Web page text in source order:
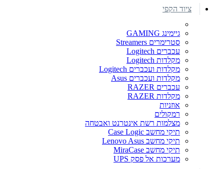
ציוד הקפי
גיימינג GAMING
סטרימרים Streamers
עכברים Logitech
מקלדות Logitech
מקלדות ועכברים Logitech
מקלדות ועכברים Asus
עכברים RAZER
מקלדות RAZER
אוזניות
רמקולים
מצלמות רשת אינטרנט ואבטחה
תיקי מחשב Case Logic
תיקי מחשב Lenovo Asus
תיקי מחשב MiraCase
מערכות אל פסק UPS